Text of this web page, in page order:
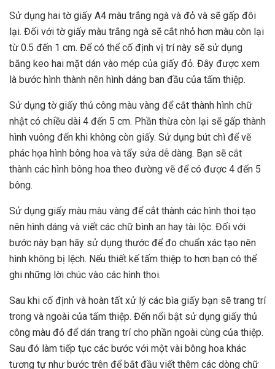
Sử dụng hai tờ giấy A4 màu trắng ngà và đỏ và sẽ gấp đôi
lại. Đối với tờ giấy màu trắng ngà sẽ cắt nhỏ hơn màu còn lại
từ 0.5 đến 1 cm. Để có thể cố định vị trí này sẽ sử dụng
băng keo hai mặt dán vào mép của giấy đỏ. Đây được xem
là bước hình thành nên hình dáng ban đầu của tấm thiệp.
Sử dụng tờ giấy thủ công màu vàng để cắt thành hình chữ
nhật có chiều dài 4 đến 5 cm. Phần thừa còn lại sẽ gấp thành
hình vuông đến khi không còn giấy. Sử dụng bút chì để vẽ
phác họa hình bông hoa và tẩy sửa dễ dàng. Bạn sẽ cắt
thành các hình bông hoa theo đường vẽ để có được 4 đến 5
bông.
Sử dụng giấy màu màu vàng để cắt thành các hình thoi tạo
nên hình dáng và viết các chữ bình an hay tài lộc. Đối với
bước này bạn hãy sử dụng thước để đo chuẩn xác tạo nên
hình không bị lệch. Nếu thiết kế tấm thiệp to hơn bạn có thể
ghi những lời chúc vào các hình thoi.
Sau khi cố định và hoàn tất xử lý các bìa giấy bạn sẽ trang trí
trong và ngoài của tấm thiệp. Đến nổi bật sử dụng giấy thủ
công màu đỏ để dán trang trí cho phần ngoài cùng của thiệp.
Sau đó làm tiếp tục các bước với một vài bông hoa khác
tương tự như bước trên để bắt đầu viết thêm các dòng chữ